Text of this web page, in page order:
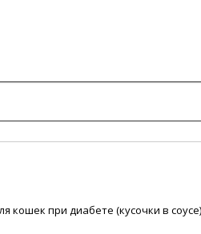
кошек при диабете (кусочки в соусе)